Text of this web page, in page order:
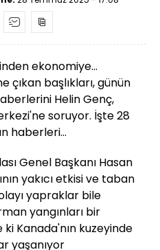
ekonomiye...
çıkan başlıkları, günün
Helin Genç,
soruyor. İşte 28
haberleri...
Genel Başkanı Hasan
yakıcı etkisi ve taban
yapraklar bile
yangınları bir
Kanada'nın kuzeyinde
yaşanıyor